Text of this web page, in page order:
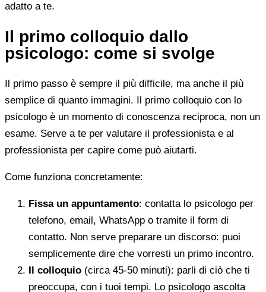
adatto a te.
Il primo colloquio dallo
psicologo: come si svolge
Il primo passo è sempre il più difficile, ma anche il più
semplice di quanto immagini. Il primo colloquio con lo
psicologo è un momento di conoscenza reciproca, non un
esame. Serve a te per valutare il professionista e al
professionista per capire come può aiutarti.
Come funziona concretamente:
Fissa un appuntamento: contatta lo psicologo per
telefono, email, WhatsApp o tramite il form di
contatto. Non serve preparare un discorso: puoi
semplicemente dire che vorresti un primo incontro.
Il colloquio (circa 45-50 minuti): parli di ciò che ti
preoccupa, con i tuoi tempi. Lo psicologo ascolta